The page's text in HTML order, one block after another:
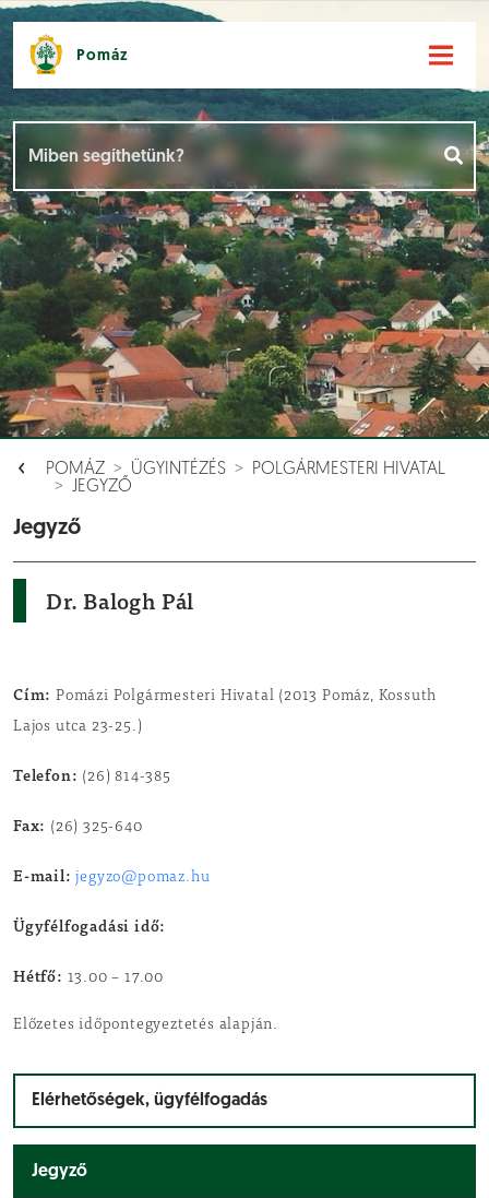
Pomáz
POMÁZ ÜGYINTÉZÉS
POLGÁRMESTERI HIVATAL
JEGYZŐ
Jegyző
Dr. Balogh Pál
Cím: Pomázi Polgármesteri Hivatal (2013 Pomáz, Kossuth
Lajos utca 23-25.)
Telefon: (26) 814-385
Fax: (26) 325-640
E-mail: jegyzo@pomaz.hu
Ügyfélfogadási idő:
Hétfő: 13.00 – 17.00
Előzetes időpontegyeztetés alapján.
Elérhetőségek, ügyfélfogadás
Jegyző
Események []
Dokumentumok [ ]
Aloldalak []